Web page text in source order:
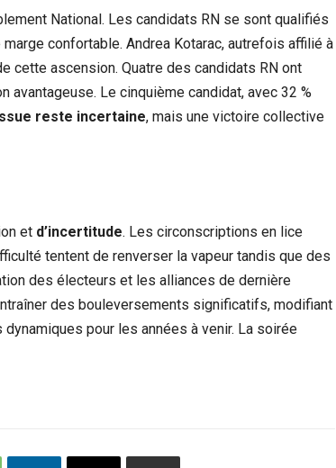
National. Les candidats RN se sont qualifiés
confortable. Andrea Kotarac, autrefois affilié à
cette ascension. Quatre des candidats RN ont
Le cinquième candidat, avec 32 %
reste incertaine, mais une victoire collective
et d’incertitude. Les circonscriptions en lice
tentent de renverser la vapeur tandis que des
des électeurs et les alliances de dernière
des bouleversements significatifs, modifiant
pour les années à venir. La soirée